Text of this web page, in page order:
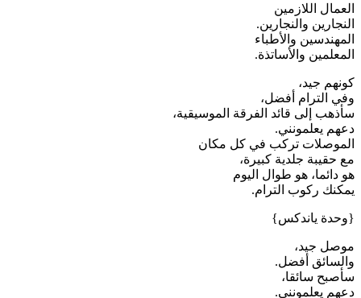
العمال اللازمين
النجارين والنجارين.
المهندسين والأطباء
المعلمين والأساتذة.
كونهم جيد،
وفي الترام أفضل،
سأذهب إلى قائد الفرقة الموسيقية،
دعهم يعلمونني.
الموصلات تركب في كل مكان
مع حقيبة جلدية كبيرة،
هو دائما، هو طوال اليوم
يمكنك ركوب الترام.
{وحدة ياندكس}
موصل جيد،
والسائق أفضل.
سأصبح سائقا،
دعهم يعلمونني.